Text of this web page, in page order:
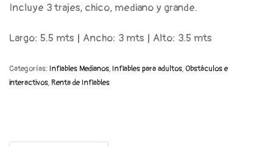
Incluye 3 trajes, chico, mediano y grande.
Largo: 5.5 mts | Ancho: 3 mts | Alto: 3.5 mts
Categorías:Inflables Medianos,Inflables para adultos,Obstáculos e
interactivos,Renta de Inflables